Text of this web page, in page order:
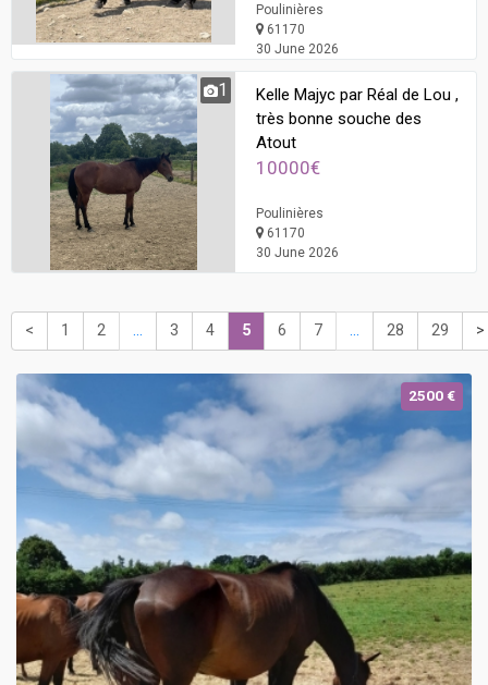
Poulinières
61170
30 June 2026
1
Kelle Majyc par Réal de Lou ,
très bonne souche des
Atout
10000€
Poulinières
61170
30 June 2026
< 1 2 ... 3 4 5 6 7 ... 28 29 >
2500 €